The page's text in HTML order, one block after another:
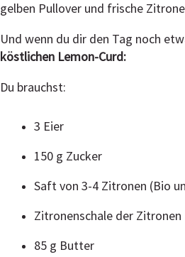
gelben Pullover und frische
Und wenn du dir den Tag noch
köstlichen Lemon-Curd:
Du brauchst:
3 Eier
150 g Zucker
Saft von 3-4 Zitronen (Bio
Zitronenschale der Zitronen
85 g Butter